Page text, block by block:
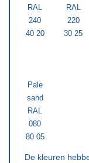
RAL
240
40 20
RAL
220
30 25
Pale
sand
RAL
080
80 05
​De kleuren